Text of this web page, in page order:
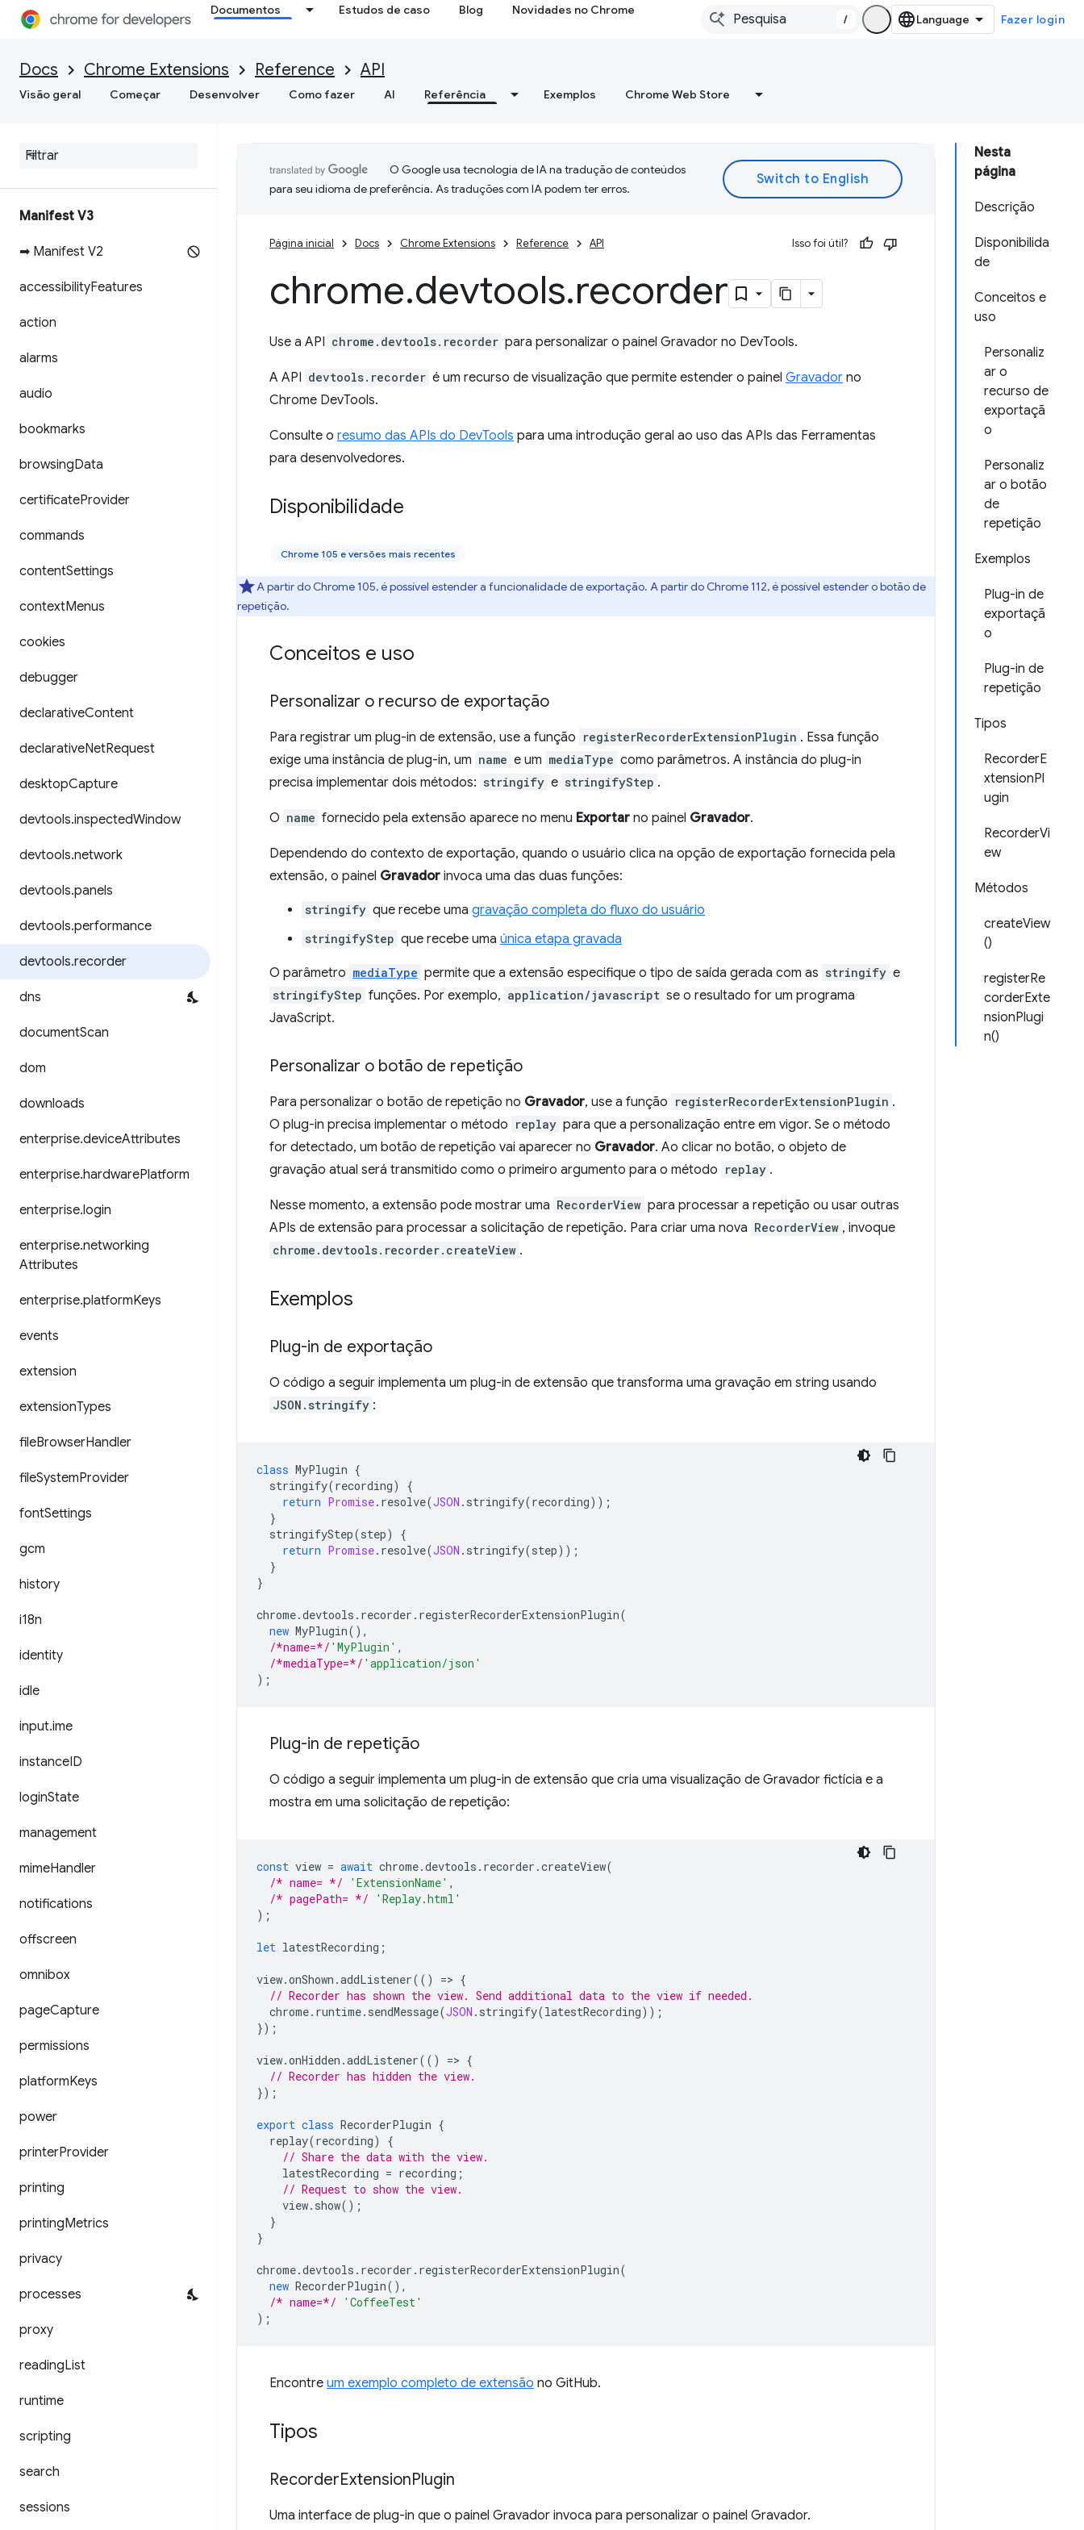
Documentos Estudos de caso Blog Novidades no Chrome
/ Fazer login
Docs Chrome Extensions Reference API
Visão geral Começar Desenvolver Como fazer AI Referência Exemplos Chrome Web Store
Manifest V3
➡ Manifest V2
accessibilityFeatures
action
alarms
audio
bookmarks
browsingData
certificateProvider
commands
contentSettings
contextMenus
cookies
debugger
declarativeContent
declarativeNetRequest
desktopCapture
devtools.inspectedWindow
devtools.network
devtools.panels
devtools.performance
devtools.recorder
dns
documentScan
dom
downloads
enterprise.deviceAttributes
enterprise.hardwarePlatform
enterprise.login
enterprise.networking
Attributes
enterprise.platformKeys
events
extension
extensionTypes
fileBrowserHandler
fileSystemProvider
fontSettings
gcm
history
i18n
identity
idle
input.ime
instanceID
loginState
management
mimeHandler
notifications
offscreen
omnibox
pageCapture
permissions
platformKeys
power
printerProvider
printing
printingMetrics
privacy
processes
proxy
readingList
runtime
scripting
search
sessions
Nesta
página
Descrição
Disponibilida
de
Conceitos e
uso
Personaliz
ar o
recurso de
exportaçã
o
Personaliz
ar o botão
de
repetição
Exemplos
Plug-in de
exportaçã
o
Plug-in de
repetição
Tipos
RecorderE
xtensionPl
ugin
RecorderVi
ew
Métodos
createView
()
registerRe
corderExte
nsionPlugi
n()
O Google usa tecnologia de IA na tradução de conteúdos
para seu idioma de preferência. As traduções com IA podem ter erros.
Página inicial Docs Chrome Extensions Reference API Isso foi útil?
chrome.devtools.recorder
Use a API chrome.devtools.recorder para personalizar o painel Gravador no DevTools.
A API devtools.recorder é um recurso de visualização que permite estender o painel Gravador no
Chrome DevTools.
Consulte o resumo das APIs do DevTools para uma introdução geral ao uso das APIs das Ferramentas
para desenvolvedores.
Disponibilidade
Chrome 105 e versões mais recentes
A partir do Chrome 105, é possível estender a funcionalidade de exportação. A partir do Chrome 112, é possível estender o botão de
repetição.
Conceitos e uso
Personalizar o recurso de exportação
Para registrar um plug-in de extensão, use a função registerRecorderExtensionPlugin . Essa função
exige uma instância de plug-in, um name e um mediaType como parâmetros. A instância do plug-in
precisa implementar dois métodos: stringify e stringifyStep .
O name fornecido pela extensão aparece no menu Exportar no painel Gravador.
Dependendo do contexto de exportação, quando o usuário clica na opção de exportação fornecida pela
extensão, o painel Gravador invoca uma das duas funções:
stringify que recebe uma gravação completa do fluxo do usuário
stringifyStep que recebe uma única etapa gravada
O parâmetro mediaType permite que a extensão especifique o tipo de saída gerada com as stringify e
stringifyStep funções. Por exemplo, application/javascript se o resultado for um programa
JavaScript.
Personalizar o botão de repetição
Para personalizar o botão de repetição no Gravador, use a função registerRecorderExtensionPlugin .
O plug-in precisa implementar o método replay para que a personalização entre em vigor. Se o método
for detectado, um botão de repetição vai aparecer no Gravador. Ao clicar no botão, o objeto de
gravação atual será transmitido como o primeiro argumento para o método replay .
Nesse momento, a extensão pode mostrar uma RecorderView para processar a repetição ou usar outras
APIs de extensão para processar a solicitação de repetição. Para criar uma nova RecorderView , invoque
chrome.devtools.recorder.createView .
Exemplos
Plug-in de exportação
O código a seguir implementa um plug-in de extensão que transforma uma gravação em string usando
JSON.stringify :
class MyPlugin {
stringify(recording)
{
return Promise. resolve(JSON . stringify(recording));
}
stringifyStep(step)
{
return Promise. resolve(JSON . stringify(step));
}
}
chrome.devtools . recorder . registerRecorderExtensionPlugin(
new MyPlugin(),
/*name=*/ 'MyPlugin' ,
/*mediaType=*/ 'application/json'
);
Plug-in de repetição
O código a seguir implementa um plug-in de extensão que cria uma visualização de Gravador fictícia e a
mostra em uma solicitação de repetição:
const view = await chrome.devtools . recorder .createView(
/* name= */
'ExtensionName' ,
/* pagePath= */
'Replay.html'
);
let latestRecording ;
view.onShown .addListener(() => {
// Recorder has shown the view. Send additional data to the view if needed.
chrome. runtime. sendMessage(JSON . stringify(latestRecording));
});
view.onHidden .addListener(() => {
// Recorder has hidden the view.
});
export class RecorderPlugin {
replay(recording)
{
// Share the data with the view.
latestRecording = recording ;
// Request to show the view.
view. show();
}
}
chrome.devtools . recorder . registerRecorderExtensionPlugin(
new RecorderPlugin(),
/* name=*/
'CoffeeTest'
);
Encontre um exemplo completo de extensão no GitHub.
Tipos
RecorderExtensionPlugin
Uma interface de plug-in que o painel Gravador invoca para personalizar o painel Gravador.